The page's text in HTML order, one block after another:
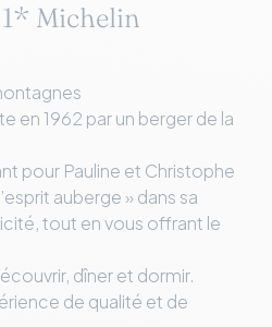
Michelin
en 1962 par un berger de la
pour Pauline et Christophe
auberge » dans sa
tout en vous offrant le
dîner et dormir.
de qualité et de